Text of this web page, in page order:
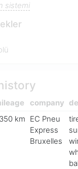
sistemi
company
km EC Pneu
Express
Bruxelles